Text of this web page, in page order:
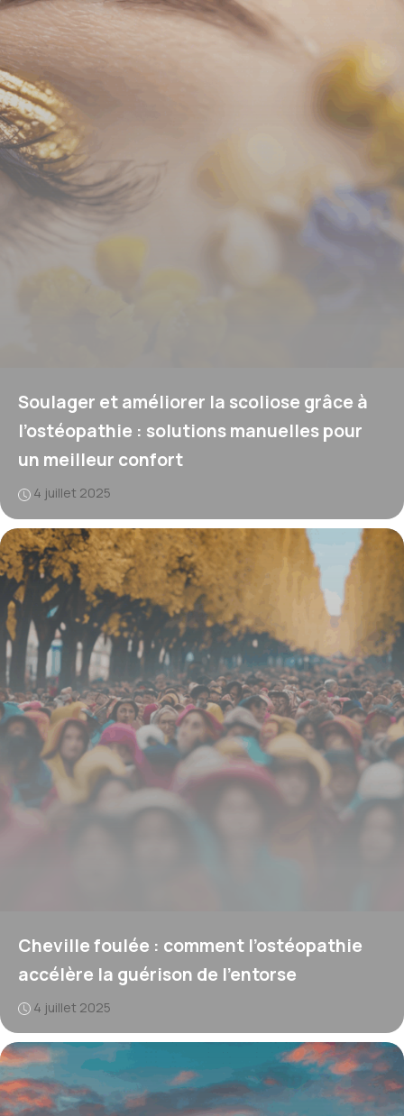
Soulager et améliorer la scoliose grâce à
l’ostéopathie : solutions manuelles pour
un meilleur confort
4 juillet 2025
Cheville foulée : comment l’ostéopathie
accélère la guérison de l’entorse
4 juillet 2025